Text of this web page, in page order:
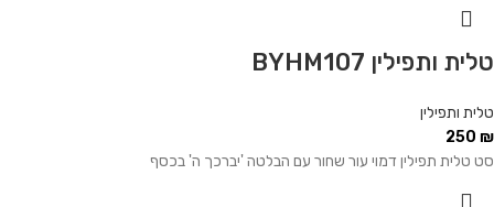
טלית ותפילין BYHM107
טלית ותפילין
250 ₪
סט טלית תפילין דמוי עור שחור עם הבלטה 'יברכך ה' בכסף